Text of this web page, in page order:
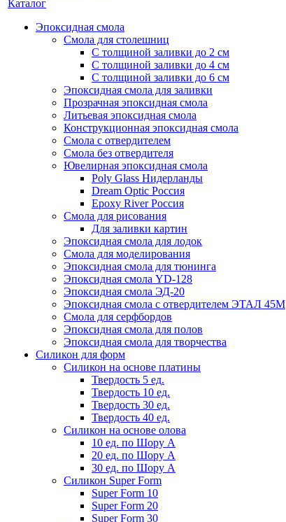
Каталог
Эпоксидная смола
Смола для столешниц
С толщиной заливки до 2 см
С толщиной заливки до 4 см
С толщиной заливки до 6 см
Эпоксидная смола для заливки
Прозрачная эпоксидная смола
Литьевая эпоксидная смола
Конструкционная эпоксидная смола
Смола с отвердителем
Смола без отвердителя
Ювелирная эпоксидная смола
Poly Glass Нидерланды
Dream Optic Россия
Epoxy River Россия
Смола для рисования
Для заливки картин
Эпоксидная смола для лодок
Смола для моделирования
Эпоксидная смола для тюнинга
Эпоксидная смола YD-128
Эпоксидная смола ЭД-20
Эпоксидная смола с отвердителем ЭТАЛ 45М
Смола для серфбордов
Эпоксидная смола для полов
Эпоксидная смола для творчества
Силикон для форм
Силикон на основе платины
Твердость 5 ед.
Твердость 10 ед.
Твердость 30 ед.
Твердость 40 ед.
Силикон на основе олова
10 ед. по Шору А
20 ед. по Шору А
30 ед. по Шору А
Силикон Super Form
Super Form 10
Super Form 20
Super Form 30